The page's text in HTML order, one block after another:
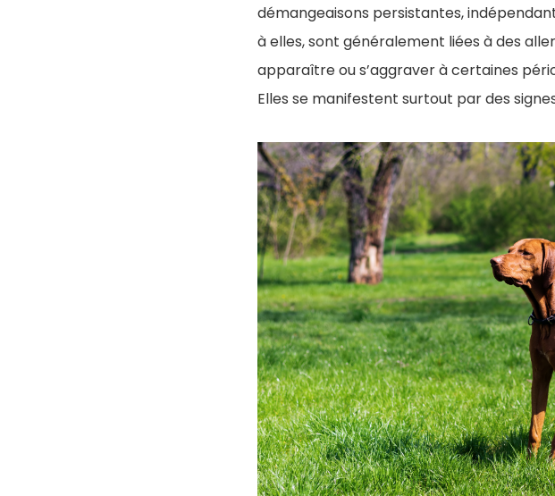
démangeaisons persistantes,
à elles, sont généralement liées à des
apparaître ou s’aggraver à certaines
Elles se manifestent surtout par des